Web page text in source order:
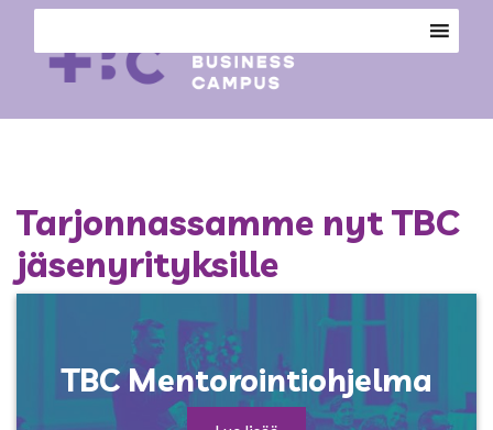
Tarjonnassamme nyt TBC
jäsenyrityksille
TBC Mentorointiohjelma